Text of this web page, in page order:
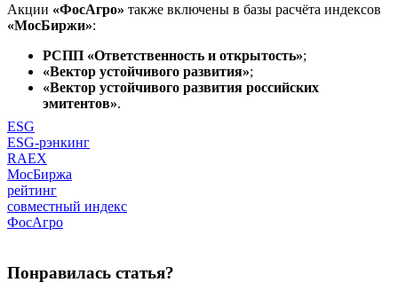
Акции «ФосАгро» также включены в базы расчёта индексов
«МосБиржи»:
РСПП «Ответственность и открытость»;
«Вектор устойчивого развития»;
«Вектор устойчивого развития российских
эмитентов».
ESG
ESG-рэнкинг
RAEX
МосБиржа
рейтинг
совместный индекс
ФосАгро
Понравилась статья?